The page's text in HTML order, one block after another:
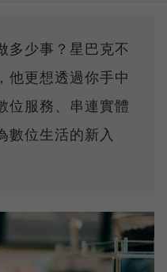
多少事？星巴克不
他更想透過你手中
位服務、串連實體
數位生活的新入